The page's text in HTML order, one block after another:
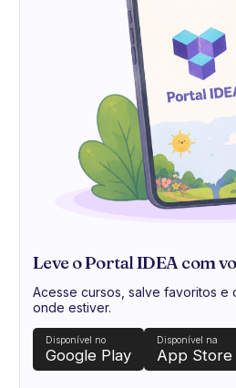
Leve o Portal IDEA com
Acesse cursos, salve favoritos e
onde estiver.
Disponível no
Google Play
Disponível na
App Store